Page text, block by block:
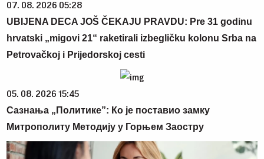
07. 08. 2026 05:28
UBIJENA DECA JOŠ ČEKAJU PRAVDU: Pre 31 godinu
hrvatski „migovi 21“ raketirali izbegličku kolonu Srba na
Petrovačkoj i Prijedorskoj cesti
05. 08. 2026 15:45
Сазнања „Политике”: Ко је поставио замку
Митрополиту Методију у Горњем Заостру